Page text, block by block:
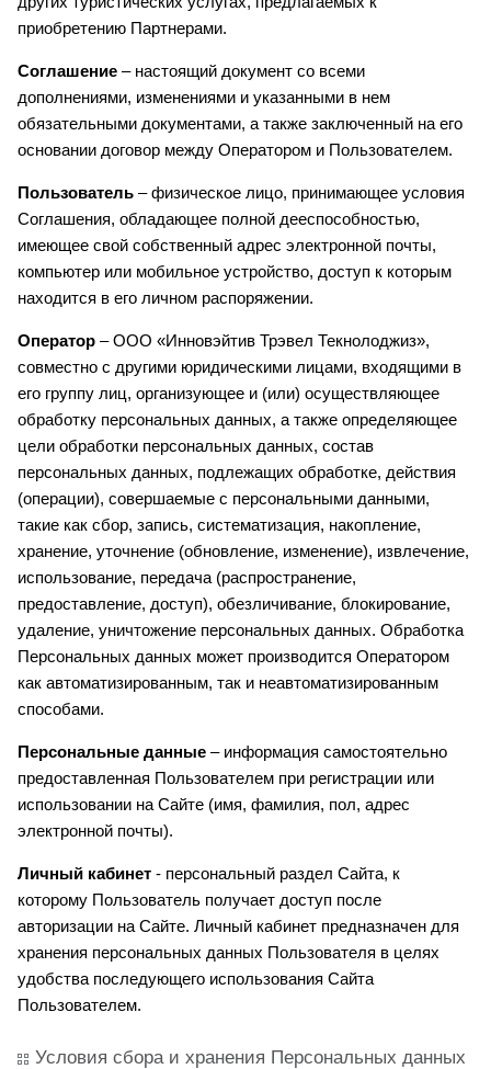
приобретению Партнерами.
Соглашение – настоящий документ со всеми
дополнениями, изменениями и указанными в нем
обязательными документами, а также заключенный на его
основании договор между Оператором и Пользователем.
Пользователь – физическое лицо, принимающее условия
Соглашения, обладающее полной дееспособностью,
имеющее свой собственный адрес электронной почты,
компьютер или мобильное устройство, доступ к которым
находится в его личном распоряжении.
Оператор – ООО «Инновэйтив Трэвел Текнолоджиз»,
совместно с другими юридическими лицами, входящими в
его группу лиц, организующее и (или) осуществляющее
обработку персональных данных, а также определяющее
цели обработки персональных данных, состав
персональных данных, подлежащих обработке, действия
(операции), совершаемые с персональными данными,
такие как сбор, запись, систематизация, накопление,
хранение, уточнение (обновление, изменение), извлечение,
использование, передача (распространение,
предоставление, доступ), обезличивание, блокирование,
удаление, уничтожение персональных данных. Обработка
Персональных данных может производится Оператором
как автоматизированным, так и неавтоматизированным
способами.
Персональные данные – информация самостоятельно
предоставленная Пользователем при регистрации или
использовании на Сайте (имя, фамилия, пол, адрес
электронной почты).
Личный кабинет - персональный раздел Сайта, к
которому Пользователь получает доступ после
авторизации на Сайте. Личный кабинет предназначен для
хранения персональных данных Пользователя в целях
удобства последующего использования Сайта
Пользователем.
Условия сбора и хранения Персональных данных